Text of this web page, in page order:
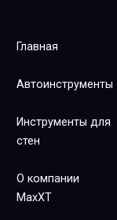
Главная
Автоинструменты
Инструменты для
стен
О компании
MaxXT